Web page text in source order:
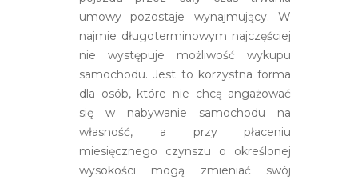
umowy pozostaje wynajmujący. W
najmie długoterminowym najczęściej
nie występuje możliwość wykupu
samochodu. Jest to korzystna forma
dla osób, które nie chcą angażować
się w nabywanie samochodu na
własność, a przy płaceniu
miesięcznego czynszu o określonej
wysokości mogą zmieniać swój